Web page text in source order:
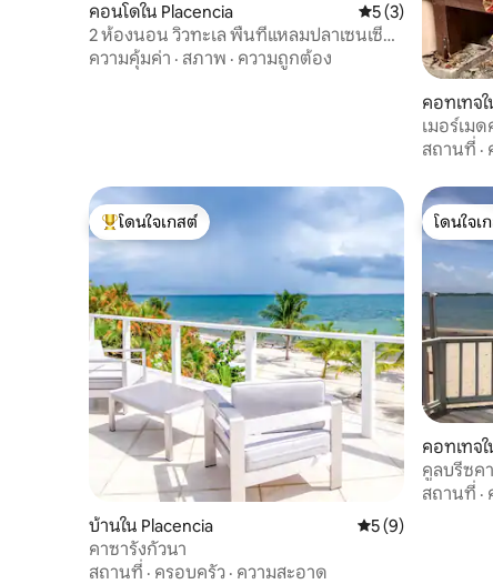
คอนโดใน Placencia คะแนนเฉลี่ย 5 จา
5 (3)
2 ห้องนอน วิวทะเล พื้นที่แหลมปลาเซนเซีย
เดินไปชายหาดได้
ความคุ้มค่า · สภาพ · ความถูกต้อง
คอทเทจ
เมอร์เม
ชายหาด
สถานที่ ·
โดนใจเกสต์ที่สุด
โดนใจเกสต์
บ้านใน Placencia คะแนนเฉลี่ย 5 จาก
5 (9)
คาซารังกัวนา
สถานที่ · ครอบครัว · ความสะอาด
โดนใจเ
โดนใจเ
คอทเทจ
คูลบรีซค
สถานที่ ·